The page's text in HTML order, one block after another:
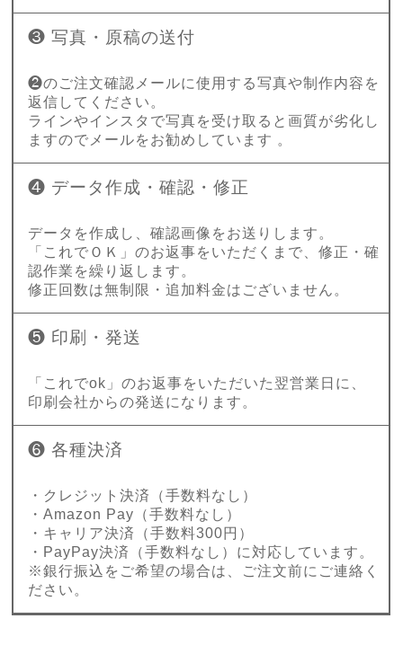
❸ 写真・原稿の送付
❷のご注文確認メールに使用する写真や制作内容を
返信してください。
ラインやインスタで写真を受け取ると画質が劣化し
ますのでメールをお勧めしています 。
❹ データ作成・確認・修正
データを作成し、確認画像をお送りします。
「これでＯＫ」のお返事をいただくまで、修正・確
認作業を繰り返します。
修正回数は無制限・追加料金はございません。
❺ 印刷・発送
「これでok」のお返事をいただいた翌営業日に、
印刷会社からの発送になります。
❻ 各種決済
・クレジット決済（手数料なし）
・Amazon Pay（手数料なし）
・キャリア決済（手数料300円）
・PayPay決済（手数料なし）に対応しています。
※銀行振込をご希望の場合は、ご注文前にご連絡く
ださい。